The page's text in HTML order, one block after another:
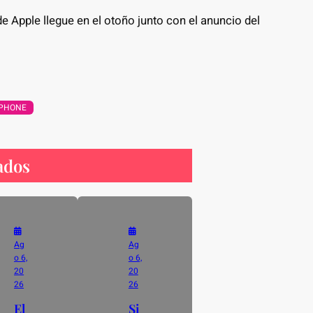
Apple llegue en el otoño junto con el anuncio del
Ag
o 6,
20
26
El
Ag
o 6,
20
26
Si